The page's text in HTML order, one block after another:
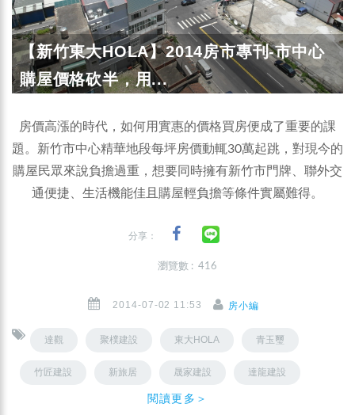
【新竹東大HOLA】2014房市專刊-市中心
購屋價格砍半，用...
房價高漲的時代，如何用實惠的價格買房便成了重要的課
題。新竹市中心精華地段每坪房價動輒30萬起跳，對現今的
購屋民眾來說負擔過重，想要同時擁有新竹市門牌、聯外交
通便捷、生活機能佳且購屋輕負擔等條件實屬難得。
分享：
瀏覽數 : 416
2014-07-02 11:53 房小編
達觀 聚樸建設 東大HOLA 青玉璽
竹匠建設 新旅居 晟家建設 達龍建設
閱讀更多＞